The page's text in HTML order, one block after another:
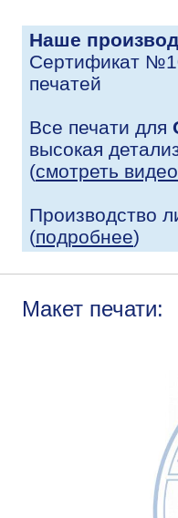
Наше
Сертификат
печатей
Все печати для
высокая
(смотреть видео
Производство
(подробнее)
Макет печати: